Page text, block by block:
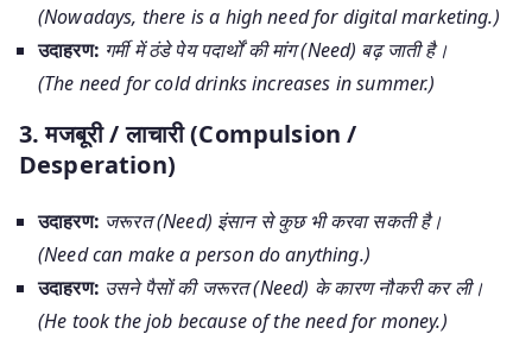
(Nowadays, there is a high need for digital marketing.)
उदाहरण: गर्मी में ठंडे पेय पदार्थों की मांग (Need) बढ़ जाती है।
(The need for cold drinks increases in summer.)
3. मजबूरी / लाचारी (Compulsion /
Desperation)
उदाहरण: जरूरत (Need) इंसान से कुछ भी करवा सकती है।
(Need can make a person do anything.)
उदाहरण: उसने पैसों की जरूरत (Need) के कारण नौकरी कर ली।
(He took the job because of the need for money.)